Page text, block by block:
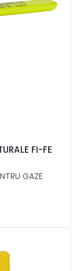
FI-FE
GAZE